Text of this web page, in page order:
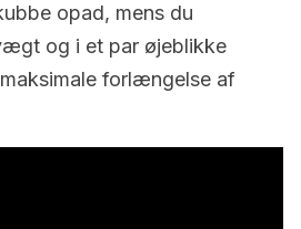
opad, mens du
og i et par øjeblikke
forlængelse af